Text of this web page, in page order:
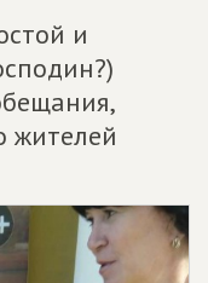
и
жителей